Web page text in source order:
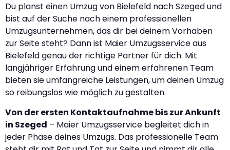
Du planst einen Umzug von Bielefeld nach Szeged und
bist auf der Suche nach einem professionellen
Umzugsunternehmen, das dir bei deinem Vorhaben
zur Seite steht? Dann ist Maier Umzugsservice aus
Bielefeld genau der richtige Partner für dich. Mit
langjähriger Erfahrung und einem erfahrenen Team
bieten sie umfangreiche Leistungen, um deinen Umzug
so reibungslos wie möglich zu gestalten.
Von der ersten Kontaktaufnahme bis zur Ankunft
in Szeged – Maier Umzugsservice begleitet dich in
jeder Phase deines Umzugs. Das professionelle Team